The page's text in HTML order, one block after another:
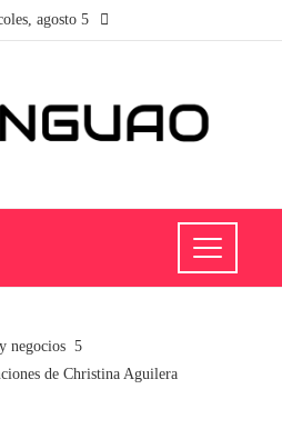
agosto 5
negocios
de Christina Aguilera